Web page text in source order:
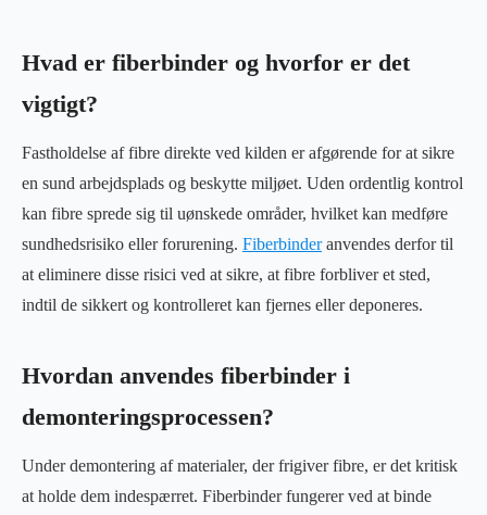
Hvad er fiberbinder og hvorfor er det
vigtigt?
Fastholdelse af fibre direkte ved kilden er afgørende for at sikre
en sund arbejdsplads og beskytte miljøet. Uden ordentlig kontrol
kan fibre sprede sig til uønskede områder, hvilket kan medføre
sundhedsrisiko eller forurening. Fiberbinderanvendes derfor til
at eliminere disse risici ved at sikre, at fibre forbliver et sted,
indtil de sikkert og kontrolleret kan fjernes eller deponeres.
Hvordan anvendes fiberbinder i
demonteringsprocessen?
Under demontering af materialer, der frigiver fibre, er det kritisk
at holde dem indespærret. Fiberbinder fungerer ved at binde